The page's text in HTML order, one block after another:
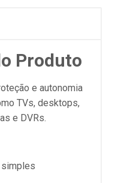
Produto
e autonomia
TVs, desktops,
e DVRs.
simples